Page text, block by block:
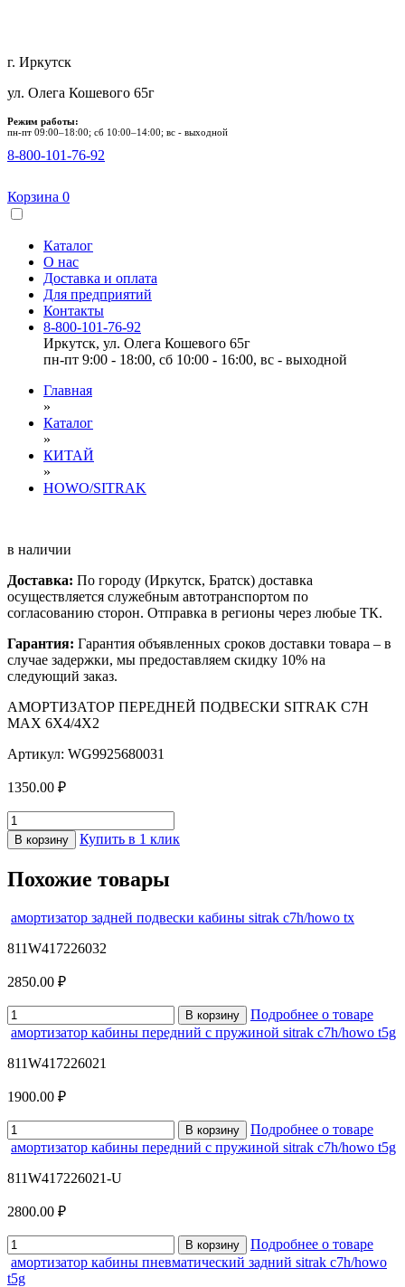
г. Иркутск
ул. Олега Кошевого 65г
Режим работы:
пн-пт 09:00–18:00; сб 10:00–14:00; вс - выходной
8-800-101-76-92
Корзина 0
Каталог
О нас
Доставка и оплата
Для предприятий
Контакты
8-800-101-76-92
Иркутск, ул. Олега Кошевого 65г
пн-пт 9:00 - 18:00, сб 10:00 - 16:00, вс - выходной
Главная
»
Каталог
»
КИТАЙ
»
HOWO/SITRAK
в наличии
Доставка: По городу (Иркутск, Братск) доставка
осуществляется служебным автотранспортом по
согласованию сторон. Отправка в регионы через любые ТК.
Гарантия: Гарантия объявленных сроков доставки товара – в
случае задержки, мы предоставляем скидку 10% на
следующий заказ.
АМОРТИЗАТОР ПЕРЕДНЕЙ ПОДВЕСКИ SITRAK C7H
MAX 6X4/4X2
Артикул: WG9925680031
1350.00 ₽
В корзину Купить в 1 клик
Похожие товары
амортизатор задней подвески кабины sitrak c7h/howo tx
811W417226032
2850.00 ₽
В корзину
Подробнее о товаре
амортизатор кабины передний с пружиной sitrak c7h/howo t5g
811W417226021
1900.00 ₽
В корзину
Подробнее о товаре
амортизатор кабины передний с пружиной sitrak c7h/howo t5g
811W417226021-U
2800.00 ₽
В корзину
Подробнее о товаре
амортизатор кабины пневматический задний sitrak c7h/howo
t5g